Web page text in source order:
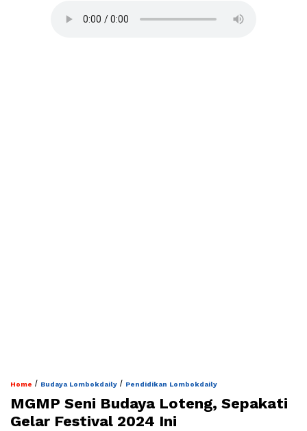
Home / Budaya Lombokdaily / Pendidikan Lombokdaily
MGMP Seni Budaya Loteng, Sepakati
Gelar Festival 2024 Ini